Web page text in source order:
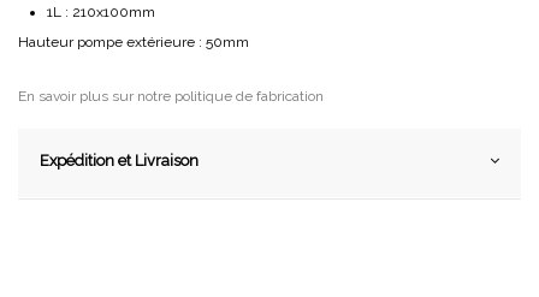
1L : 210x100mm
Hauteur pompe extérieure : 50mm
En savoir plus sur notre politique de fabrication
Expédition et Livraison